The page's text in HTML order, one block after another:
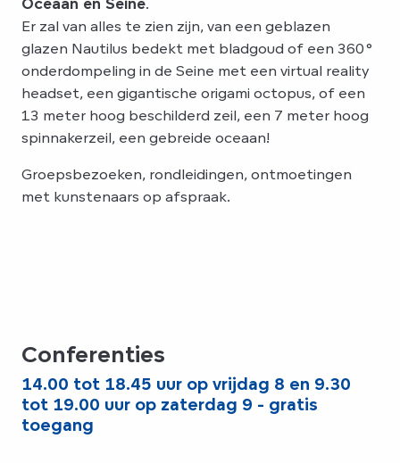
Oceaan en Seine.
Er zal van alles te zien zijn, van een geblazen
glazen Nautilus bedekt met bladgoud of een 360°
onderdompeling in de Seine met een virtual reality
headset, een gigantische origami octopus, of een
13 meter hoog beschilderd zeil, een 7 meter hoog
spinnakerzeil, een gebreide oceaan!
Groepsbezoeken, rondleidingen, ontmoetingen
met kunstenaars op afspraak.
Conferenties
14.00 tot 18.45 uur op vrijdag 8 en 9.30
tot 19.00 uur op zaterdag 9 - gratis
toegang